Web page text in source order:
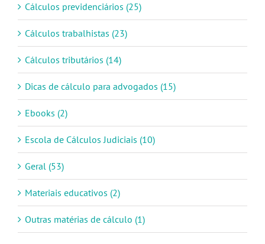
Cálculos previdenciários (25)
Cálculos trabalhistas (23)
Cálculos tributários (14)
Dicas de cálculo para advogados (15)
Ebooks (2)
Escola de Cálculos Judiciais (10)
Geral (53)
Materiais educativos (2)
Outras matérias de cálculo (1)